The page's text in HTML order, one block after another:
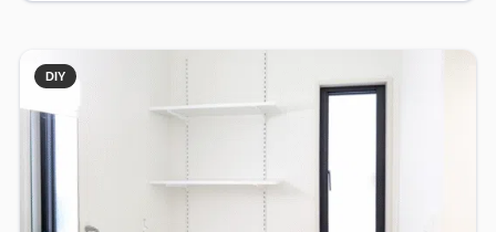
DIY